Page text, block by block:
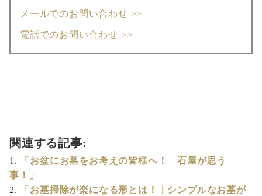
メールでのお問い合わせ >>
電話でのお問い合わせ >>
関連する記事:
「お盆にお墓をお考えの皆様へ！ 石屋が思う
事！」
「お墓掃除が楽になる形とは！｜シンプルなお墓が